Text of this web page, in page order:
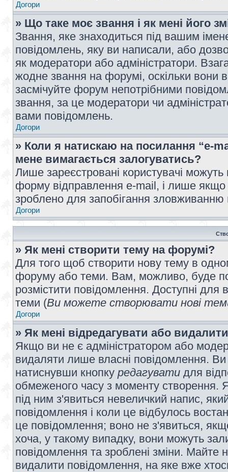
Догори
» Що таке моє звання і як мені його
Звання, яке знаходиться під вашим
повідомлень, яку ви написали, або
як модератори або адміністратори.
жодне звання на форумі, оскільки вони
засмічуйте форум непотрібними
звання, за це модератори чи
вами повідомлень.
Догори
» Коли я натискаю на посилання “e-
мене вимагається залогуватись?
Лише зареєстровані користувачі
форму відправлення e-mail, і лише
зроблено для запобігання
Догори
» Як мені створити тему на форумі?
Для того щоб створити нову тему в
форуму або теми. Вам, можливо, буде
розмістити повідомлення. Доступні для
теми (Ви можете створювати нові
Догори
» Як мені відредагувати або
Якщо ви не є адміністратором або
видаляти лише власні повідомлення.
натиснувши кнопку редагувати для
обмеженого часу з моменту створення.
під ним з'явиться невеличкий напис,
повідомлення і коли це відбулось
це повідомлення; воно не з'явиться,
хоча, у такому випадку, вони можуть
повідомлення та зроблені зміни. Майте
видалити повідомлення, на яке вже